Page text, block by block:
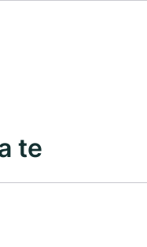
te